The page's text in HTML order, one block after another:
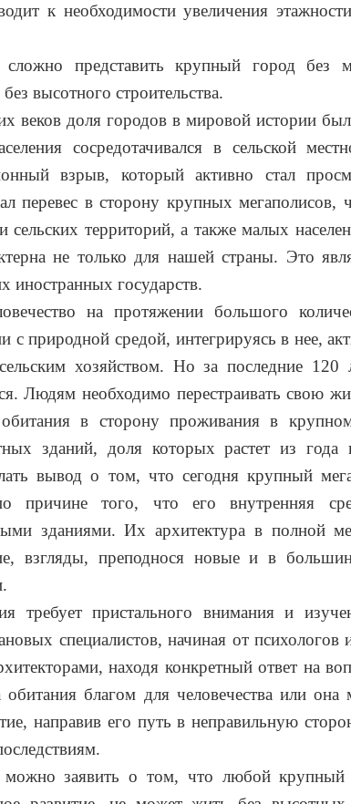
к необходимости увеличения
сложно представить крупный город без
высотного строительства.
веков доля городов в мировой истории
сосредотачивался в сельской
взрыв, который активно стал
перевес в сторону крупных мегаполисов,
сельских территорий, а также малых
не только для нашей страны. Это
иностранных государств.
на протяжении большого
с природной средой, интегрируясь в нее,
хозяйством. Но за последние 120
Людям необходимо перестраивать свою
обитания в сторону проживания в
зданий, доля которых растет из
вывод о том, что сегодня крупный
причине того, что его внутренняя
зданиями. Их архитектура в полной
взгляды, преподнося новые и в
требует пристального внимания и
специалистов, начиная от
находя конкретный ответ на
обитания благом для человечества или она
направив его путь в неправильную
можно заявить о том, что любой крупный